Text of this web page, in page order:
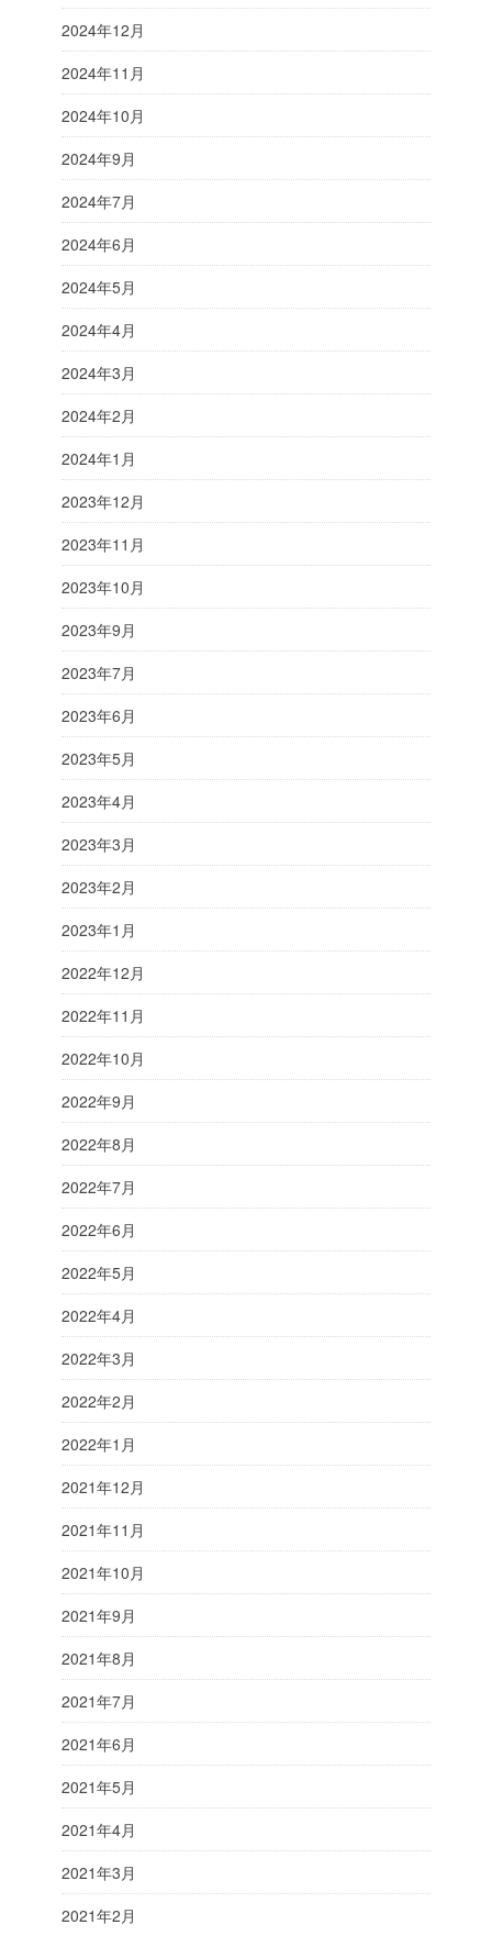
2024年12月
2024年11月
2024年10月
2024年9月
2024年7月
2024年6月
2024年5月
2024年4月
2024年3月
2024年2月
2024年1月
2023年12月
2023年11月
2023年10月
2023年9月
2023年7月
2023年6月
2023年5月
2023年4月
2023年3月
2023年2月
2023年1月
2022年12月
2022年11月
2022年10月
2022年9月
2022年8月
2022年7月
2022年6月
2022年5月
2022年4月
2022年3月
2022年2月
2022年1月
2021年12月
2021年11月
2021年10月
2021年9月
2021年8月
2021年7月
2021年6月
2021年5月
2021年4月
2021年3月
2021年2月